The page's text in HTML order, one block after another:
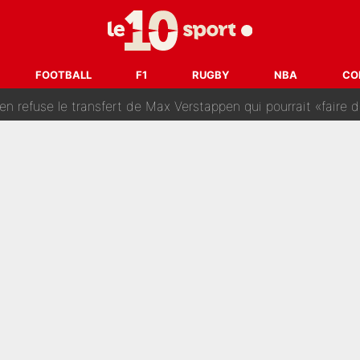
FOOTBALL F1 RUGBY NBA
: Le FC Barcelone prend la parole alors qu'un transfert de
transfert à l'OM, Quinten Timber raconte ses doutes
le transfert de Max Verstappen qui pourrait «faire des